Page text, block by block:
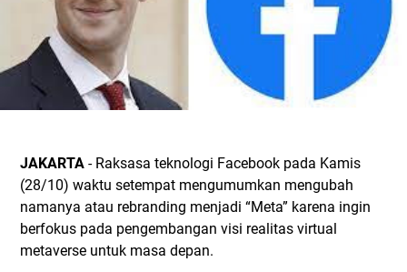
JAKARTA - Raksasa teknologi Facebook pada Kamis
(28/10) waktu setempat mengumumkan mengubah
namanya atau rebranding menjadi “Meta” karena ingin
berfokus pada pengembangan visi realitas virtual
metaverse untuk masa depan.